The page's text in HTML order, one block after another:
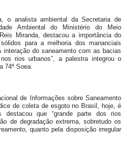
o analista ambiental da Secretaria de
Ambiental do Ministério do Meio
Miranda, destacou a importância do
para a melhoria dos mananciais
interação do saneamento com as bacias
rios urbanos”, a palestra integrou o
74ª Soea.
de Informações sobre Saneamento
de coleta de esgoto no Brasil, hoje, é
destacou que “grande parte dos rios
de degradação extrema, sobretudo os
quanto pela disposição irregular